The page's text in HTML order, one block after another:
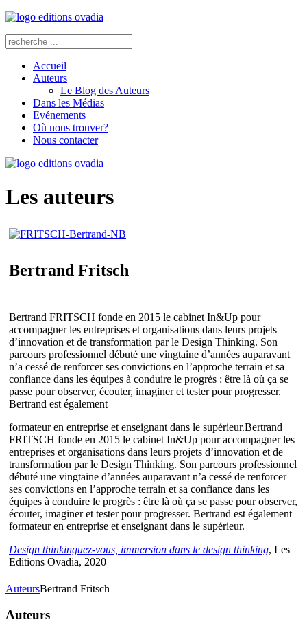
Accueil
Auteurs
Le Blog des Auteurs
Dans les Médias
Evénements
Où nous trouver?
Nous contacter
Les auteurs
Bertrand Fritsch
Bertrand FRITSCH fonde en 2015 le cabinet In&Up pour
accompagner les entreprises et organisations dans leurs projets
d’innovation et de transformation par le Design Thinking. Son
parcours professionnel débuté une vingtaine d’années auparavant
n’a cessé de renforcer ses convictions en l’approche terrain et sa
confiance dans les équipes à conduire le progrès : être là où ça se
passe pour observer, écouter, imaginer et tester pour progresser.
Bertrand est également
formateur en entreprise et enseignant dans le supérieur.Bertrand
FRITSCH fonde en 2015 le cabinet In&Up pour accompagner les
entreprises et organisations dans leurs projets d’innovation et de
transformation par le Design Thinking. Son parcours professionnel
débuté une vingtaine d’années auparavant n’a cessé de renforcer
ses convictions en l’approche terrain et sa confiance dans les
équipes à conduire le progrès : être là où ça se passe pour observer,
écouter, imaginer et tester pour progresser. Bertrand est également
formateur en entreprise et enseignant dans le supérieur.
Design thinkinguez-vous, immersion dans le design thinking, Les
Editions Ovadia, 2020
AuteursBertrand Fritsch
Auteurs